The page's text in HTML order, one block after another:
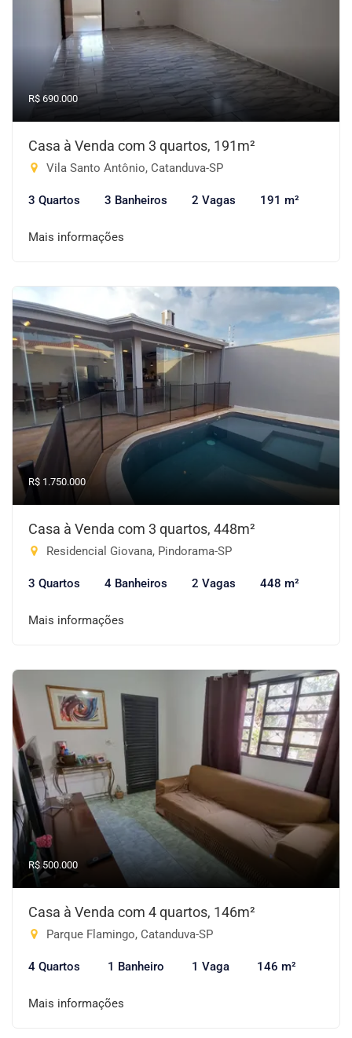
R$ 690.000
Casa à Venda com 3 quartos, 191m²
Vila Santo Antônio, Catanduva-SP
3 Quartos 3 Banheiros 2 Vagas 191 m²
Mais informações
R$ 1.750.000
Casa à Venda com 3 quartos, 448m²
Residencial Giovana, Pindorama-SP
3 Quartos 4 Banheiros 2 Vagas 448 m²
Mais informações
R$ 500.000
Casa à Venda com 4 quartos, 146m²
Parque Flamingo, Catanduva-SP
4 Quartos 1 Banheiro 1 Vaga 146 m²
Mais informações